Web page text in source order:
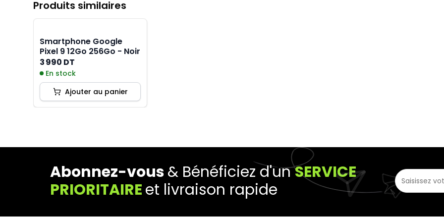
Produits similaires
Smartphone Google
Pixel 9 12Go 256Go - Noir
3 990 DT
En stock
Ajouter au panier
Abonnez-vous& Bénéficiez d'unSERVICE
PRIORITAIREet livraison rapide